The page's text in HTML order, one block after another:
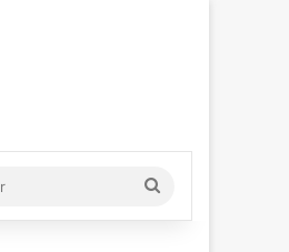
for